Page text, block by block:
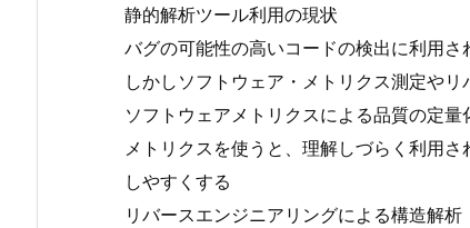
静的解析ツール利用の現状
バグの可能性の高いコードの検出に利用さ
しかしソフトウェア・メトリクス測定や
ソフトウェアメトリクスによる品質の定量
メトリクスを使うと、理解しづらく利用
しやすくする
リバースエンジニアリングによる構造解析